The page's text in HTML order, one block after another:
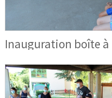
Inauguration boîte à